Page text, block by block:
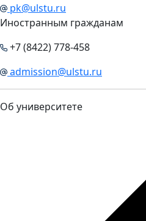
pk@ulstu.ru
Иностранным гражданам
+7 (8422) 778-458
admission@ulstu.ru
Об университете